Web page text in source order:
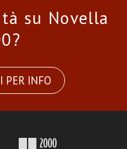
su Novella
PER INFO